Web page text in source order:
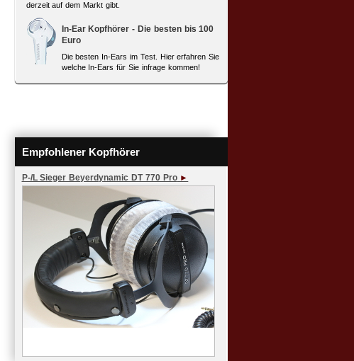
derzeit auf dem Markt gibt.
In-Ear Kopfhörer - Die besten bis 100
Euro
Die besten In-Ears im Test. Hier erfahren Sie
welche In-Ears für Sie infrage kommen!
Empfohlener Kopfhörer
P-/L Sieger Beyerdynamic DT 770 Pro►